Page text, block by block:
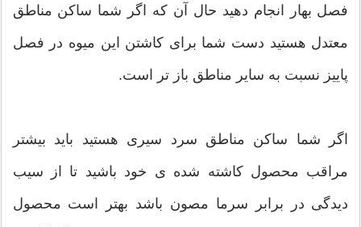
فصل بهار انجام دهید حال آن که اگر شما ساکن مناطق
معتدل هستید دست شما برای کاشتن این میوه در فصل
پاییز نسبت به سایر مناطق باز تر است.
اگر شما ساکن مناطق سرد سیری هستید باید بیشتر
مراقب محصول کاشته شده ی خود باشید تا از سیب
دیدگی در برابر سرما مصون باشد بهتر است محصول